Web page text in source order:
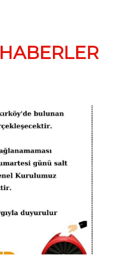
HABERLER